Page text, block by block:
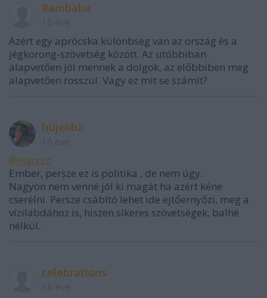
Rambaba
Azért egy aprócska különbség van az ország és a
jégkorong-szövetség között. Az utóbbiban
alapvetően jól mennek a dolgok, az előbbiben meg
alapvetően rosszul. Vagy ez mit se számít?
hüjeliba
@Harczi:
Ember, persze ez is politika , de nem úgy.
Nagyon nem venné jól ki magát ha azért kéne
cserélni. Persze csábító lehet ide ejtőernyőzi, meg a
vízilabdához is, hiszen sikeres szövetségek, balhé
nélkül.
celebrations